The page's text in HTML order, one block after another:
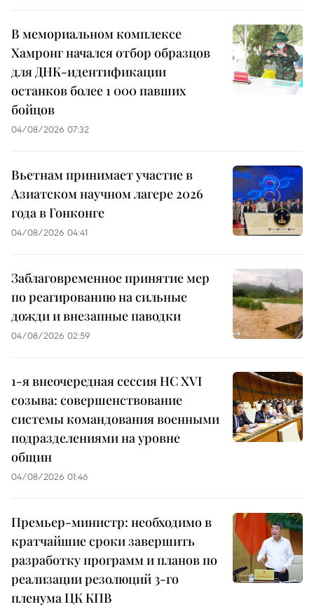
В мемориальном комплексе
Хамронг начался отбор образцов
для ДНК-идентификации
останков более 1 000 павших
бойцов
04/08/2026 07:32
Вьетнам принимает участие в
Азиатском научном лагере 2026
года в Гонконге
04/08/2026 04:41
Заблаговременное принятие мер
по реагированию на сильные
дожди и внезапные паводки
04/08/2026 02:59
1-я внеочередная сессия НС XVI
созыва: совершенствование
системы командования военными
подразделениями на уровне
общин
04/08/2026 01:46
Премьер-министр: необходимо в
кратчайшие сроки завершить
разработку программ и планов по
реализации резолюций 3-го
пленума ЦК КПВ